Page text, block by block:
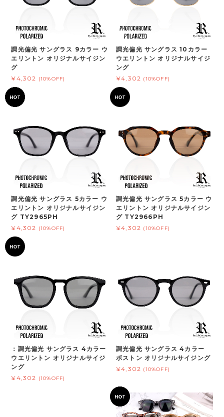
調光偏光 サングラス 9カラー ウ
エリントン オリジナルサイジン
グ
¥4,302
(10%OFF)
調光偏光 サングラス 10カラー
ウエリントン オリジナルサイジ
ング
¥4,302 (10%OFF)
調光偏光 サングラス 5カラー ウ
エリントン オリジナルサイジン
グ TY2965PH
¥4,302 (10%OFF)
調光偏光 サングラス 5カラー ウ
エリントン オリジナルサイジン
グ TY2966PH
¥4,302 (10%OFF)
：調光偏光 サングラス 4カラー
ウエリントン オリジナルサイジ
ング
¥4,302
(10%OFF)
調光偏光 サングラス 4カラー
ボストン オリジナルサイジング
¥4,302 (10%OFF)